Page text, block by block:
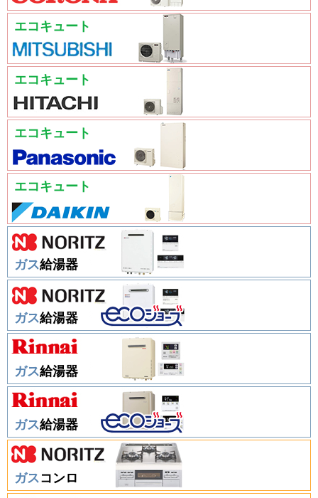
エコキュート
エコキュート
エコキュート
エコキュート
ガス給湯器
ガス給湯器
ガス給湯器
ガス給湯器
ガス コンロ